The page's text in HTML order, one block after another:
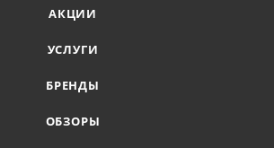
АКЦИИ
УСЛУГИ
БРЕНДЫ
ОБЗОРЫ